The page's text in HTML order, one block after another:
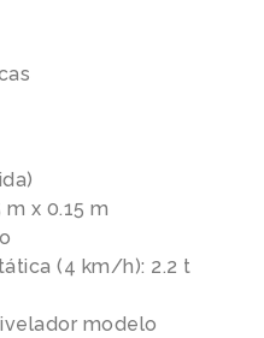
x 0.15 m
(4 km/h): 2.2 t
modelo